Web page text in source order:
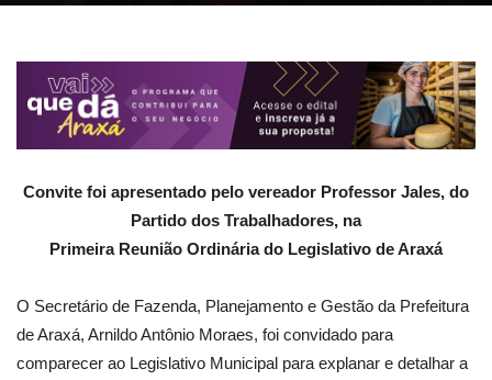
Convite foi apresentado pelo vereador Professor Jales, do
Partido dos Trabalhadores, na
Primeira Reunião Ordinária do Legislativo de Araxá
O Secretário de Fazenda, Planejamento e Gestão da Prefeitura
de Araxá, Arnildo Antônio Moraes, foi convidado para
comparecer ao Legislativo Municipal para explanar e detalhar a